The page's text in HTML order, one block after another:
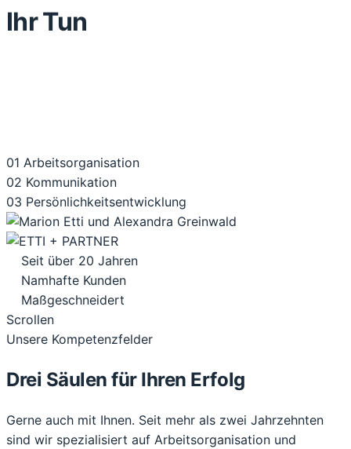
IhrTun
01 Arbeits­organisation
02 Kommuni­kation
03 Persönlichkeits­entwicklung
Seit über 20 Jahren
Namhafte Kunden
Maßgeschneidert
Scrollen
Unsere Kompetenzfelder
Drei Säulen für Ihren Erfolg
Gerne auch mit Ihnen. Seit mehr als zwei Jahrzehnten
sind wir spezialisiert auf Arbeitsorganisation und